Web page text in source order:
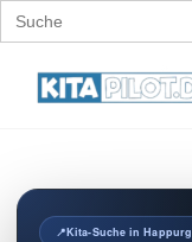
Search
for:
Kita-Suche in Happurg